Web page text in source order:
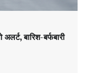
बारिश-बर्फबारी